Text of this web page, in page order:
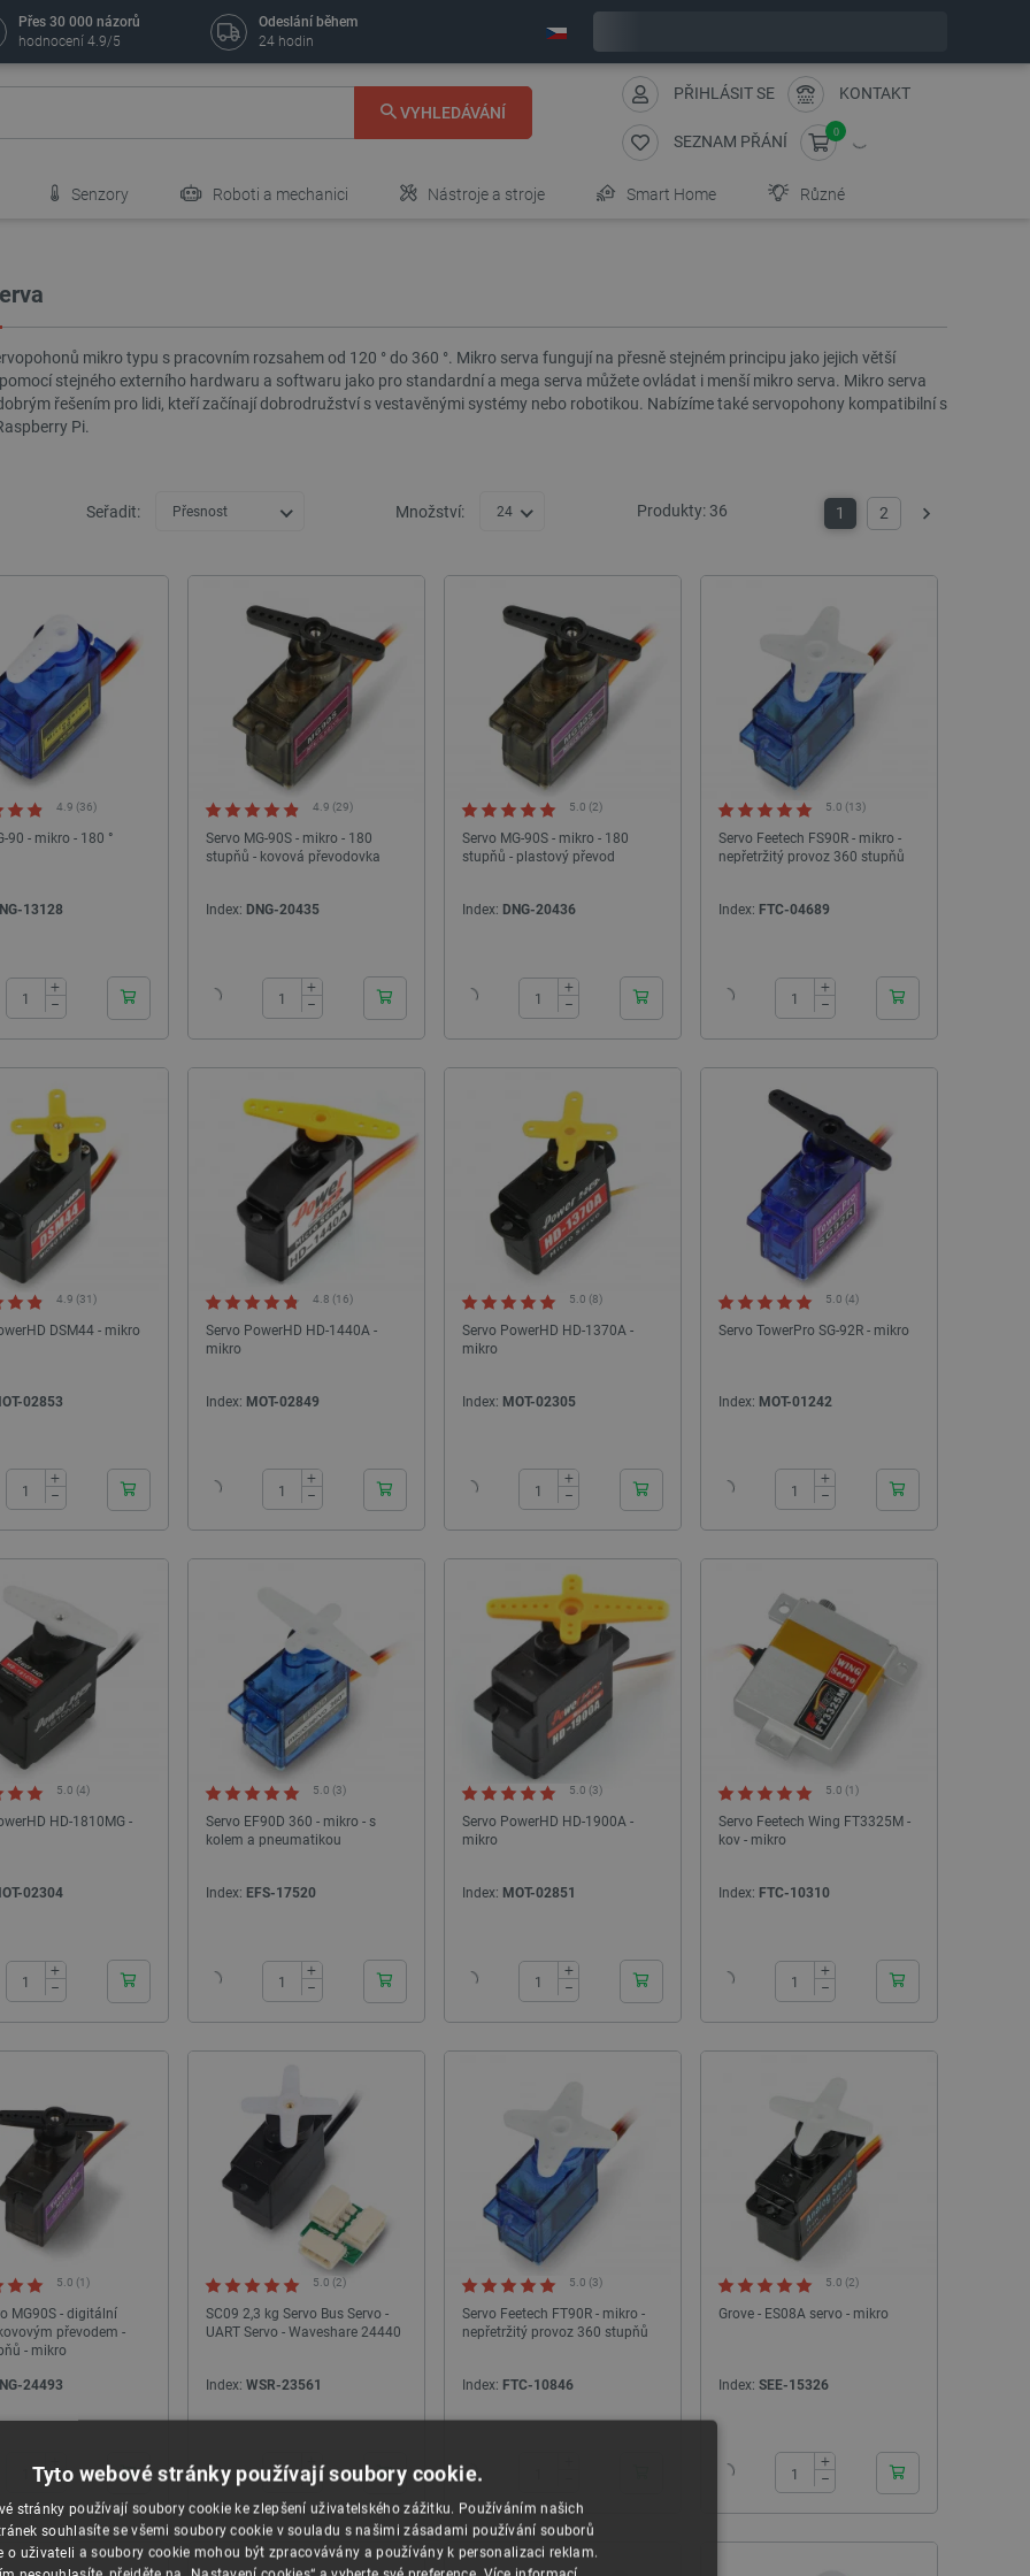
Přes 30 000 názorů
hodnocení 4.9/5
Odeslání během
24 hodin
VYHLEDÁVÁNÍ
PŘIHLÁSIT SE KONTAKT
SEZNAM PŘÁNÍ
0
Senzory Roboti a mechanici Nástroje a stroje Smart Home Různé
mikro typu s pracovním rozsahem od 120 ° do 360 °. Mikro serva fungují na přesně stejném principu jako jejich větší
stejného externího hardwaru a softwaru jako pro standardní a mega serva můžete ovládat i menší mikro serva. Mikro serva
řešením pro lidi, kteří začínají dobrodružství s vestavěnými systémy nebo robotikou. Nabízíme také servopohony kompatibilní s
Pi.
Seřadit: Přesnost Množství: 24 Produkty: 36 1 2 Další
90 - mikro - 180 °
4.9 (36)
13128
+
−
Servo MG-90S - mikro - 180
stupňů - kovová převodovka
4.9 (29)
Index: DNG-20435
+
−
Servo MG-90S - mikro - 180
stupňů - plastový převod
5.0 (2)
Index: DNG-20436
+
−
Servo Feetech FS90R - mikro -
nepřetržitý provoz 360 stupňů
5.0 (13)
Index: FTC-04689
+
−
DSM44 - mikro
4.9 (31)
02853
+
−
Servo PowerHD HD-1440A -
mikro
4.8 (16)
Index: MOT-02849
+
−
Servo PowerHD HD-1370A -
mikro
5.0 (8)
Index: MOT-02305
+
−
Servo TowerPro SG-92R - mikro
5.0 (4)
Index: MOT-01242
+
−
HD-1810MG -
5.0 (4)
02304
+
−
Servo EF90D 360 - mikro - s
kolem a pneumatikou
5.0 (3)
Index: EFS-17520
+
−
Servo PowerHD HD-1900A -
mikro
5.0 (3)
Index: MOT-02851
+
−
Servo Feetech Wing FT3325M -
kov - mikro
5.0 (1)
Index: FTC-10310
+
−
MG90S - digitální
převodem -
- mikro
5.0 (1)
24493
24h
−
SC09 2,3 kg Servo Bus Servo -
UART Servo - Waveshare 24440
5.0 (2)
Index: WSR-23561
24h
+
−
Servo Feetech FT90R - mikro -
nepřetržitý provoz 360 stupňů
5.0 (3)
Index: FTC-10846
24h
Grove - ES08A servo - mikro
5.0 (2)
Index: SEE-15326
+
−
Tyto webové stránky používají soubory cookie.
stránky používají soubory cookie ke zlepšení uživatelského zážitku. Používáním našich
souhlasíte se všemi soubory cookie v souladu s našimi zásadami používání souborů
o uživateli a soubory cookie mohou být zpracovávány a používány k personalizaci reklam.